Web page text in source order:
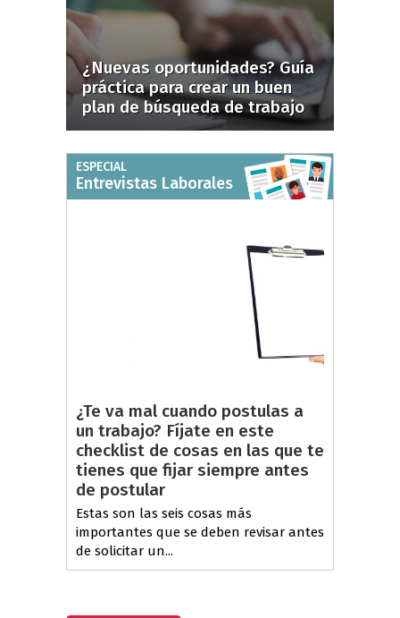
¿Nuevas oportunidades? Guía
práctica para crear un buen
plan de búsqueda de trabajo
ESPECIAL
Entrevistas Laborales
¿Te va mal cuando postulas a
un trabajo? Fíjate en este
checklist de cosas en las que te
tienes que fijar siempre antes
de postular
Estas son las seis cosas más
importantes que se deben revisar antes
de solicitar un...